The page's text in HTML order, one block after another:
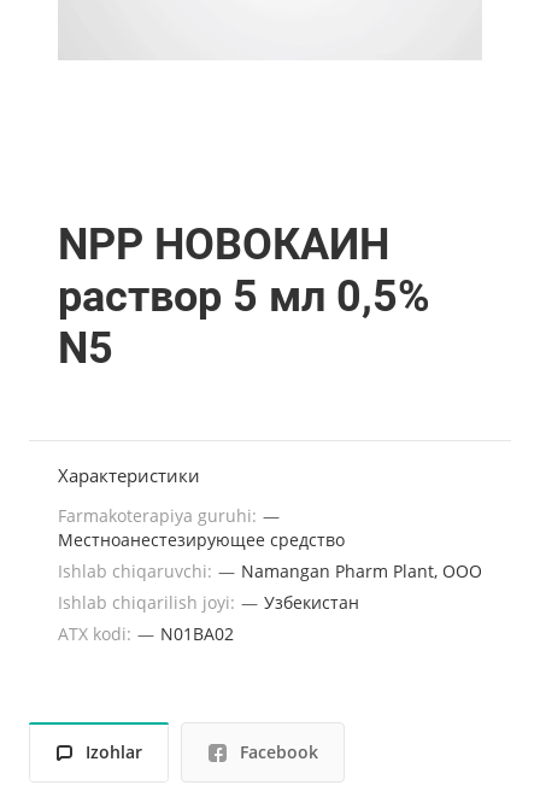
NPP НОВОКАИН
раствор 5 мл 0,5%
N5
Характеристики
Farmakoterapiya guruhi: —
Местноанестезирующее средство
Ishlab chiqaruvchi: — Namangan Pharm Plant, OOO
Ishlab chiqarilish joyi: — Узбекистан
ATX kodi: — N01BA02
Izohlar Facebook